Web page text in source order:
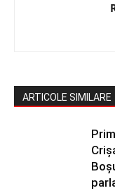
ARTICOLE SIMILARE